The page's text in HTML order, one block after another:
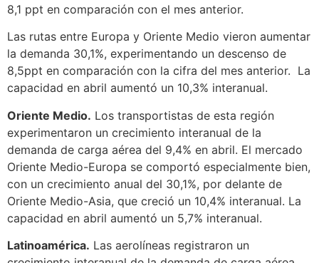
8,1 ppt en comparación con el mes anterior.
Las rutas entre Europa y Oriente Medio vieron aumentar
la demanda 30,1%, experimentando un descenso de
8,5ppt en comparación con la cifra del mes anterior. La
capacidad en abril aumentó un 10,3% interanual.
Oriente Medio. Los transportistas de esta región
experimentaron un crecimiento interanual de la
demanda de carga aérea del 9,4% en abril. El mercado
Oriente Medio-Europa se comportó especialmente bien,
con un crecimiento anual del 30,1%, por delante de
Oriente Medio-Asia, que creció un 10,4% interanual. La
capacidad en abril aumentó un 5,7% interanual.
Latinoamérica. Las aerolíneas registraron un